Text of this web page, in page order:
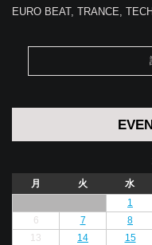
EURO BEAT, TRANCE,
月
火 水
1
6
7 8
13
14 15